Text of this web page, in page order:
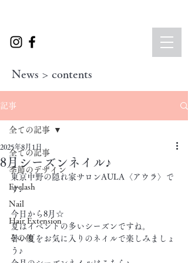
News > contents
記事
全ての記事
季節のデザイン
Eyelash
Nail
Hair Extension
その他
全ての記事
8月シーズンネイル♪
2025年8月1日
東京中野の隠れ家サロンAULA〈アウラ〉で
す♪
今日から8月☆
夏はイベントの多いシーズンですね。
暑い夏をお気に入りのネイルで楽しみましょ
う♪